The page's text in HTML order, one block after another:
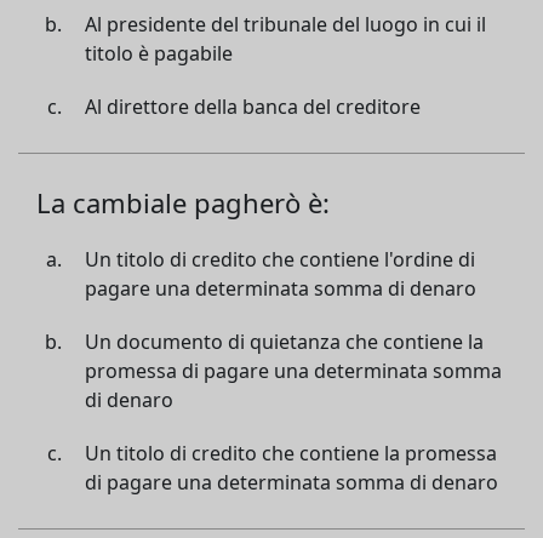
Al presidente del tribunale del luogo in cui il
titolo è pagabile
Al direttore della banca del creditore
La cambiale pagherò è:
Un titolo di credito che contiene l'ordine di
pagare una determinata somma di denaro
Un documento di quietanza che contiene la
promessa di pagare una determinata somma
di denaro
Un titolo di credito che contiene la promessa
di pagare una determinata somma di denaro